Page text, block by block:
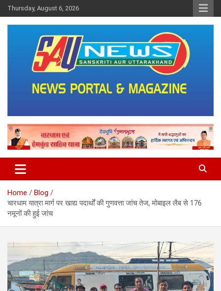
Skip
to
content
Thursday, August 6, 2026
saunewsnetwork
Home
Blog
चारधाम यात्रा मार्ग पर खाद्य पदार्थों की गुणवत्ता जांच तेज, मोबाइल लैब से 176
नमूनों की हुई जांच